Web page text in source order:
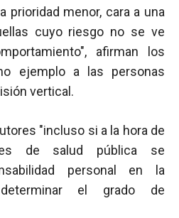
prioridad menor, cara a una
cuyo riesgo no se ve
afirman los
ejemplo a las personas
vertical.
"incluso si a la hora de
de salud pública se
personal en la
el grado de